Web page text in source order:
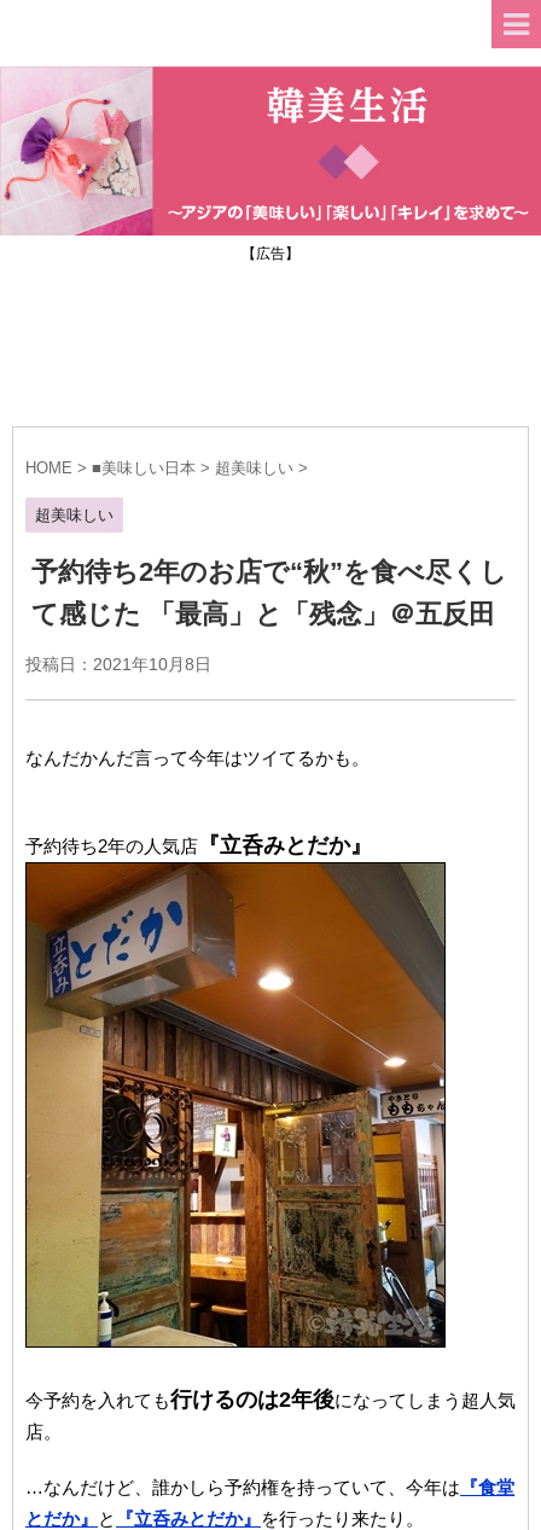
【広告】
HOME > ■美味しい日本 > 超美味しい >
超美味しい
予約待ち2年のお店で“秋”を食べ尽くし
て感じた 「最高」と「残念」＠五反田
投稿日： 2021年10月8日
なんだかんだ言って今年はツイてるかも。
予約待ち2年の人気店 『立呑みとだか』
今予約を入れても行けるのは2年後になってしまう超人気
店。
…なんだけど、誰かしら予約権を持っていて、今年は 『食堂
とだか』 と 『立呑みとだか』 を行ったり来たり。